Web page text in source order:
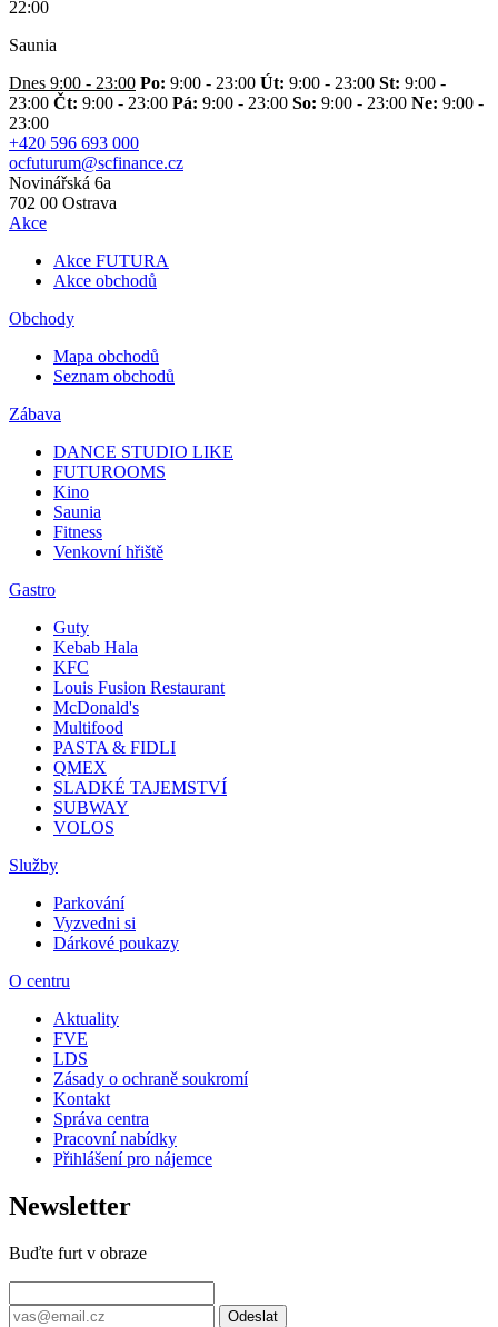
22:00
Saunia
Dnes 9:00 - 23:00 Po: 9:00 - 23:00 Út: 9:00 - 23:00 St: 9:00 -
23:00 Čt: 9:00 - 23:00 Pá: 9:00 - 23:00 So: 9:00 - 23:00 Ne: 9:00 -
23:00
+420 596 693 000
ocfuturum@scfinance.cz
Novinářská 6a
702 00 Ostrava
Akce
Akce FUTURA
Akce obchodů
Obchody
Mapa obchodů
Seznam obchodů
Zábava
DANCE STUDIO LIKE
FUTUROOMS
Kino
Saunia
Fitness
Venkovní hřiště
Gastro
Guty
Kebab Hala
KFC
Louis Fusion Restaurant
McDonald's
Multifood
PASTA & FIDLI
QMEX
SLADKÉ TAJEMSTVÍ
SUBWAY
VOLOS
Služby
Parkování
Vyzvedni si
Dárkové poukazy
O centru
Aktuality
FVE
LDS
Zásady o ochraně soukromí
Kontakt
Správa centra
Pracovní nabídky
Přihlášení pro nájemce
Newsletter
Buďte furt v obraze
Odeslat